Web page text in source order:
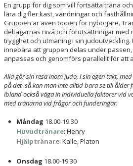
En grupp för dig som vill fortsätta träna
lära dig fler kast, vändningar och
Gruppen är även öppen för nybörjare.
deltagarnas nivå och förutsättningar med
trygghet och utmaning i sin judoutveckling.
innebära att gruppen delas under
anpassas och genomförs parallellt för att
Alla gör sin resa inom judo, i sin egen takt,
på det så kan man inte alltid bara se till ålder
ibland också väga in individuella faktorer vid
med tränarna vid frågor och funderingar.
Måndag 18.00-19.30
Huvudtränare: Henry
Hjälptränare: Kalle, Platon
Onsdag 18.00-19.30